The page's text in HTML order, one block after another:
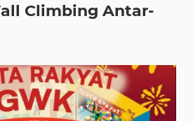
Climbing Antar-